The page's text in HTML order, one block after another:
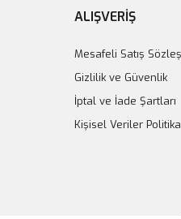
ALIŞVERİŞ
Mesafeli Satış
Gizlilik ve Güvenlik
İptal ve İade Şartları
Kişisel Veriler